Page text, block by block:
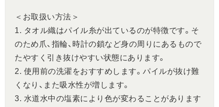
＜お取扱い方法＞
1. タオル織はパイル糸が出ているのが特徴です。そ
のため爪、指輪、時計の鎖など身の周りにあるもので
たやすく引き抜けやすい状態にあります。
2. 使用前の洗濯をおすすめします。パイルが抜け難
くなり、また吸水性が増します。
3. 水道水中の塩素により色が変わることがあります